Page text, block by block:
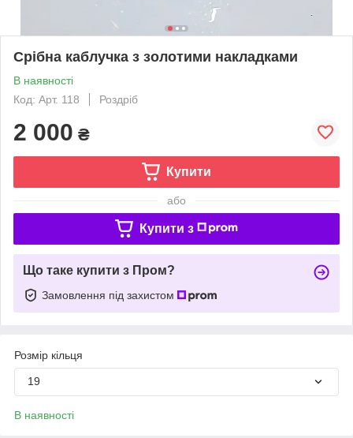
Срібна каблучка з золотими накладками
В наявності
Код: Арт. 118
Роздріб
2 000 ₴
Купити
або
Купити з
Що таке купити з Пром?
Замовлення під захистом
Розмір кільця
19
В наявності